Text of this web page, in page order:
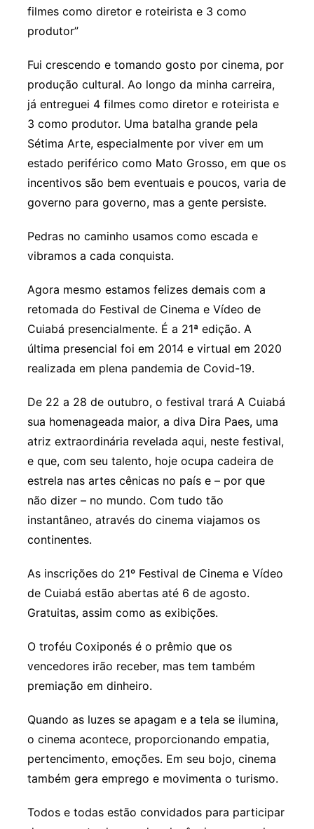
filmes como diretor e roteirista e 3 como
produtor”
Fui crescendo e tomando gosto por cinema, por
produção cultural. Ao longo da minha carreira,
já entreguei 4 filmes como diretor e roteirista e
3 como produtor. Uma batalha grande pela
Sétima Arte, especialmente por viver em um
estado periférico como Mato Grosso, em que os
incentivos são bem eventuais e poucos, varia de
governo para governo, mas a gente persiste.
Pedras no caminho usamos como escada e
vibramos a cada conquista.
Agora mesmo estamos felizes demais com a
retomada do Festival de Cinema e Vídeo de
Cuiabá presencialmente. É a 21ª edição. A
última presencial foi em 2014 e virtual em 2020
realizada em plena pandemia de Covid-19.
De 22 a 28 de outubro, o festival trará A Cuiabá
sua homenageada maior, a diva Dira Paes, uma
atriz extraordinária revelada aqui, neste festival,
e que, com seu talento, hoje ocupa cadeira de
estrela nas artes cênicas no país e – por que
não dizer – no mundo. Com tudo tão
instantâneo, através do cinema viajamos os
continentes.
As inscrições do 21º Festival de Cinema e Vídeo
de Cuiabá estão abertas até 6 de agosto.
Gratuitas, assim como as exibições.
O troféu Coxiponés é o prêmio que os
vencedores irão receber, mas tem também
premiação em dinheiro.
Quando as luzes se apagam e a tela se ilumina,
o cinema acontece, proporcionando empatia,
pertencimento, emoções. Em seu bojo, cinema
também gera emprego e movimenta o turismo.
Todos e todas estão convidados para participar